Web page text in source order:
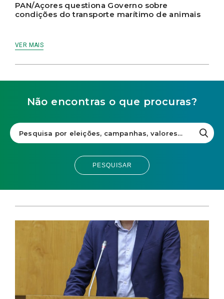
PAN/Açores questiona Governo sobre
condições do transporte marítimo de animais
VER MAIS
Não encontras o que procuras?
PESQUISAR